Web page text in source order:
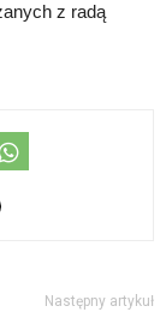
z radą
Następny artykuł